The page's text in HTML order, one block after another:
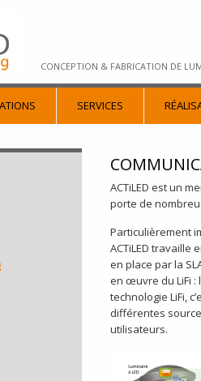
CONCEPTION & FABRICATION DE
SERVICES
ACTiLED est un
porte de
Particulièrement
ACTiLED travaille
en place par la
en œuvre du LiFi :
technologie LiFi,
différentes
utilisateurs.